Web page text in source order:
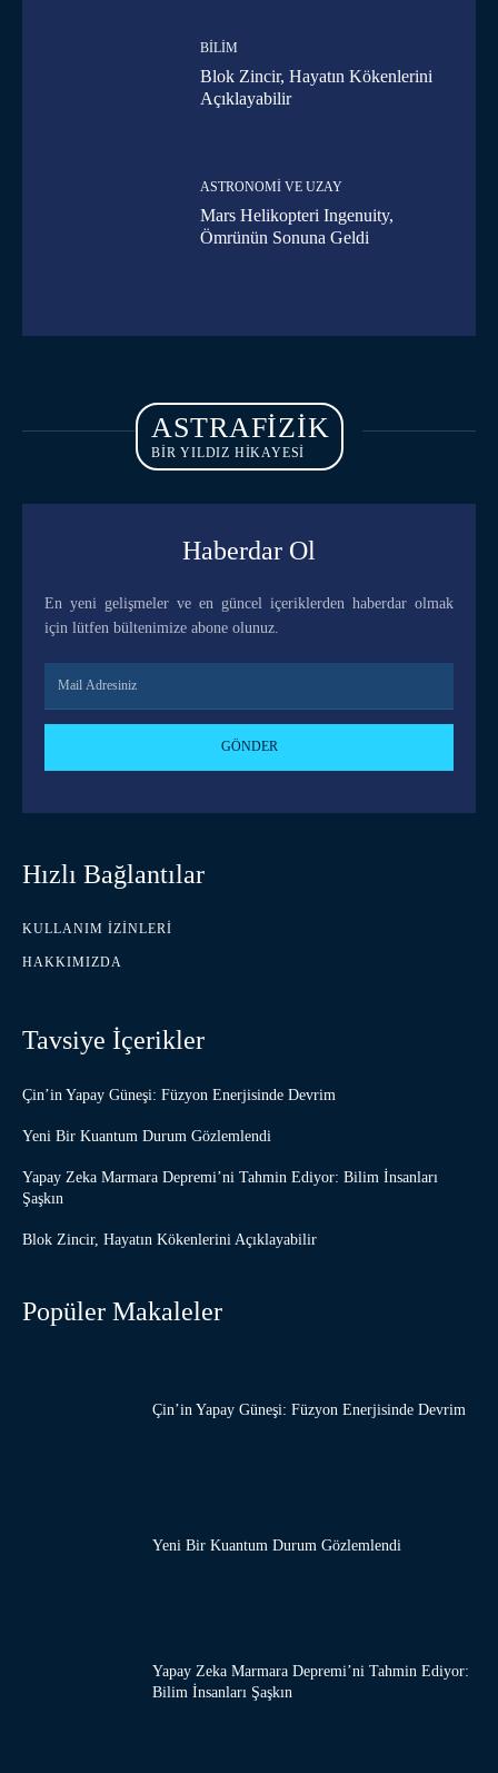
BILIM
Blok Zincir, Hayatın Kökenlerini
Açıklayabilir
ASTRONOMI VE UZAY
Mars Helikopteri Ingenuity,
Ömrünün Sonuna Geldi
ASTRAFIZIK
BİR YILDIZ HİKAYESİ
Haberdar Ol
En yeni gelişmeler ve en güncel içeriklerden haberdar olmak
için lütfen bültenimize abone olunuz.
GÖNDER
Hızlı Bağlantılar
KULLANIM İZINLERI
HAKKIMIZDA
Tavsiye İçerikler
Çin’in Yapay Güneşi: Füzyon Enerjisinde Devrim
Yeni Bir Kuantum Durum Gözlemlendi
Yapay Zeka Marmara Depremi’ni Tahmin Ediyor: Bilim İnsanları
Şaşkın
Blok Zincir, Hayatın Kökenlerini Açıklayabilir
Popüler Makaleler
Çin’in Yapay Güneşi: Füzyon Enerjisinde Devrim
Yeni Bir Kuantum Durum Gözlemlendi
Yapay Zeka Marmara Depremi’ni Tahmin Ediyor:
Bilim İnsanları Şaşkın